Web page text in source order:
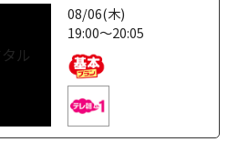
08/06(木)
19:00～20:05